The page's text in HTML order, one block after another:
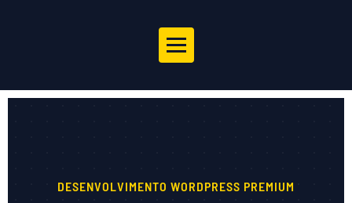
DESENVOLVIMENTO WORDPRESS PREMIUM